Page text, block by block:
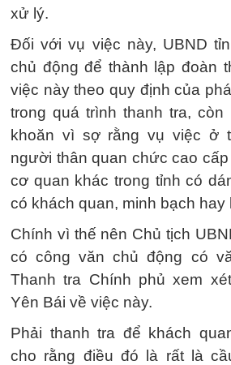
xử lý.
Đối với vụ việc này, UBND
chủ động để thành lập đoàn
việc này theo quy định của
trong quá trình thanh tra,
khoăn vì sợ rằng vụ việc ở
người thân quan chức cao
cơ quan khác trong tỉnh có
có khách quan, minh bạch hay
Chính vì thế nên Chủ tịch
có công văn chủ động có
Thanh tra Chính phủ xem
Yên Bái về việc này.
Phải thanh tra để khách
cho rằng điều đó là rất là